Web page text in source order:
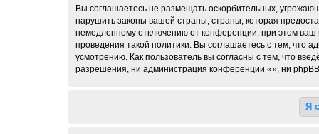
Вы соглашаетесь не размещать оскорбительных,
нарушить законы вашей страны, страны, которая
немедленному отключению от конференции, при этом ваш
проведения такой политики. Вы соглашаетесь с тем, что
усмотрению. Как пользователь вы согласны с тем, что
разрешения, ни администрация конференции «», ни phpBB